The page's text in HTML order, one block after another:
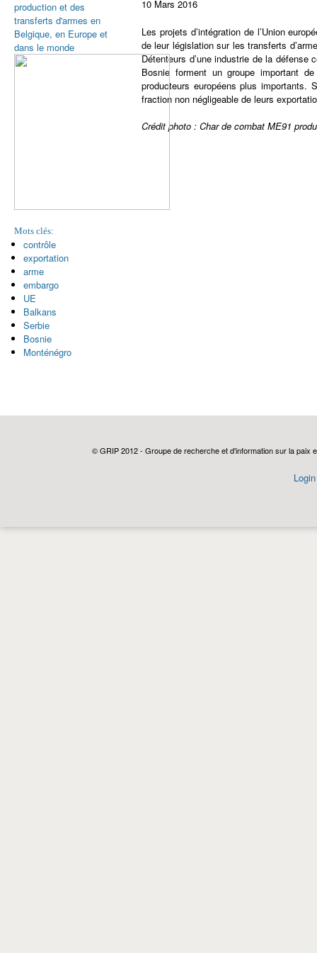
10 Mars 2016
Les projets d’intégration de l’Union
de leur législation sur les transferts
Détenteurs d’une industrie de la défense
Bosnie forment un groupe important
producteurs européens plus importants.
fraction non négligeable de leurs
Crédit photo : Char de combat ME91
production et des
transferts d'armes en
Belgique, en Europe et
dans le monde
Mots clés:
contrôle
exportation
arme
embargo
UE
Balkans
Serbie
Bosnie
Monténégro
© GRIP 2012 - Groupe de recherche et d'information sur la paix
Login